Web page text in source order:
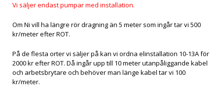
Vi säljer endast pumpar med installation.
Om Ni vill ha längre rör dragning än 5 meter som ingår tar vi 500
kr/meter efter ROT.
På de flesta orter vi säljer på kan vi ordna elinstallation 10-13A för
2000 kr efter ROT. Då ingår upp till 10 meter utanpåliggande kabel
och arbetsbrytare och behöver man länge kabel tar vi 100
kr/meter.